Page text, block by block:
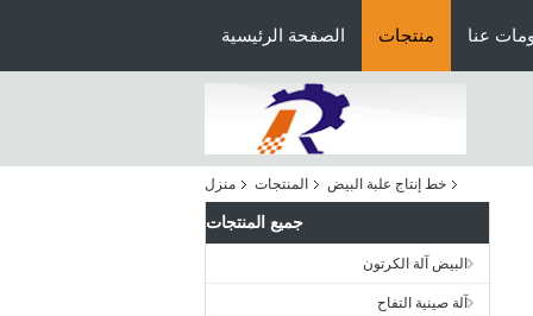
الصفحة الرئيسية منتجات عنا
منزل المنتجات خط إنتاج علبة البيض
جميع المنتجات
البيض آلة الكرتون
آلة صينية التفاح